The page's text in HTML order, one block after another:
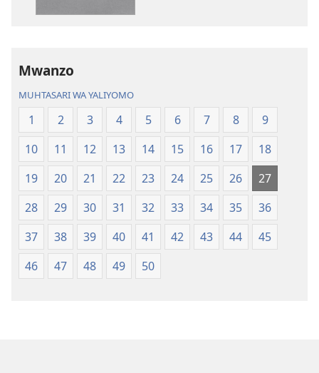
Ulimwengu
Mpya
(Toleo
la
2017)
Ulimwengu
Mpya
(Toleo
la
2017)
Mwanzo
MUHTASARI WA YALIYOMO
1 2 3 4 5 6 7 8
9
10
11 12 13 14 15 16 17
18
19
20 21 22 23 24 25 26
27
28
29 30 31 32 33 34 35
36
37
38 39 40 41 42 43 44
45
46
47 48 49 50